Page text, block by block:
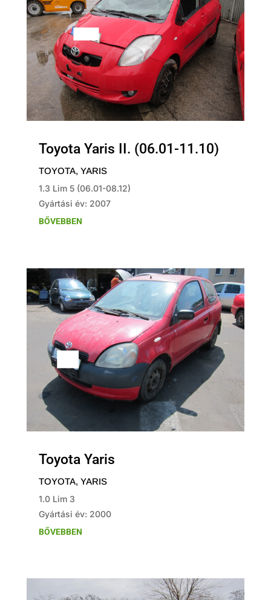
Toyota Yaris II. (06.01-11.10)
TOYOTA, YARIS
1.3 Lim 5 (06.01-08.12)
Gyártási év: 2007
BŐVEBBEN
Toyota Yaris
TOYOTA, YARIS
1.0 Lim 3
Gyártási év: 2000
BŐVEBBEN